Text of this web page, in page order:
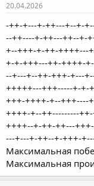
20.04.2026
-++-+---+-++---+--+-
--++----+-++---++--+-
+--+++-+-++-++++---
+-+-+++---++-++++-
--+---+--++-+++-+---
+++++---+++-----+-+-
+++-++++-+--+++----
++++-+--++---------
++++--+-++-++---
---+---+-++--+-+++-
Максимальная
Максимальная